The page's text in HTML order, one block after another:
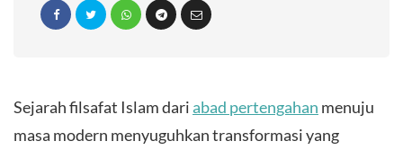
Sejarah filsafat Islam dariabad pertengahan menuju
masa modern menyuguhkan transformasi yang